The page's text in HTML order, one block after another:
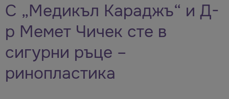
С „Медикъл Караджъ“ и Д-
р Мемет Чичек сте в
сигурни ръце –
ринопластика